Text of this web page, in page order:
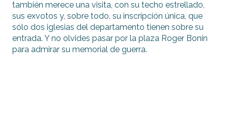
también merece una visita, con su techo estrellado,
sus exvotos y, sobre todo, su inscripción única, que
sólo dos iglesias del departamento tienen sobre su
entrada. Y no olvides pasar por la plaza Roger Bonin
para admirar su memorial de guerra.